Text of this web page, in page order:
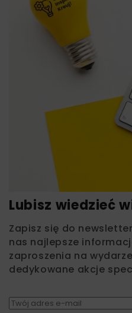
Lubisz wiedzieć
Zapisz się do
nas najlepsze
zaproszenia na
dedykowane akcje